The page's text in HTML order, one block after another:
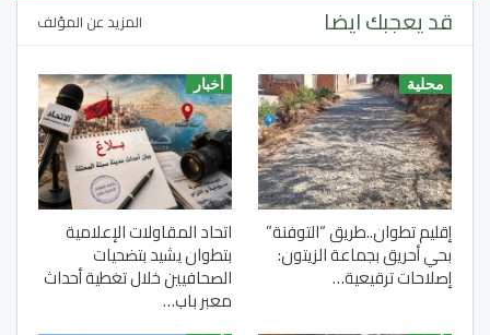
قد يعجبك ايضا المزيد عن المؤلف
محلية
إقليم تطوان..طريق “التوفنة”
بحي أحريق بجماعة الزيتون:
إصلاحات ترقيعية…
أخبار
اتحاد المقاولات الإعلامية
بتطوان يشيد بتضحيات
الصحافيين خلال تغطية أحداث
معبر باب…